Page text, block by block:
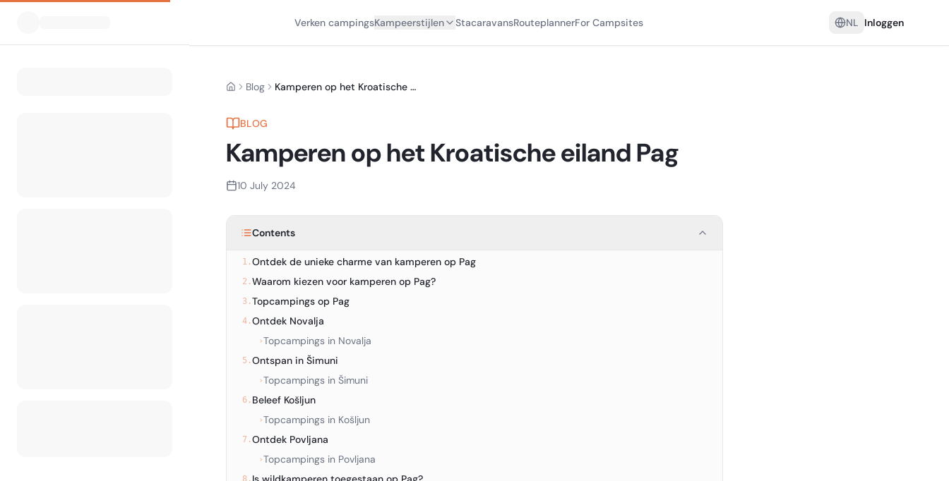
Verken campingsKampeerstijlen StacaravansRouteplannerFor Campsites NL Inloggen
HomeBlog Kamperen op het Kroatische eiland Pag
BLOG
Kamperen op het Kroatische eiland Pag
10 July 2024
Contents
1.Ontdek de unieke charme van kamperen op Pag
2.Waarom kiezen voor kamperen op Pag?
3.Topcampings op Pag
4.Ontdek Novalja
›Topcampings in Novalja
5.Ontspan in Šimuni
›Topcampings in Šimuni
6. Beleef Košljun
›Topcampings in Košljun
7.Ontdek Povljana
›Topcampings in Povljana
8.